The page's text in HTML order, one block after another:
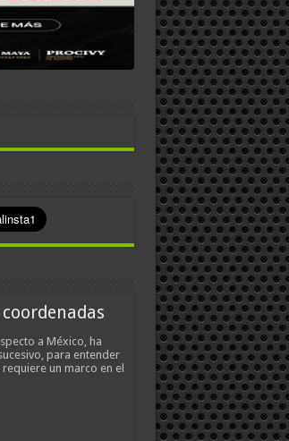
a México, ha
para entender
un marco en el